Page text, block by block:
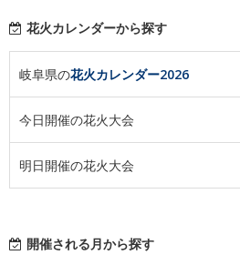
花火カレンダーから探す
岐阜県の花火カレンダー2026
今日開催の花火大会
明日開催の花火大会
開催される月から探す